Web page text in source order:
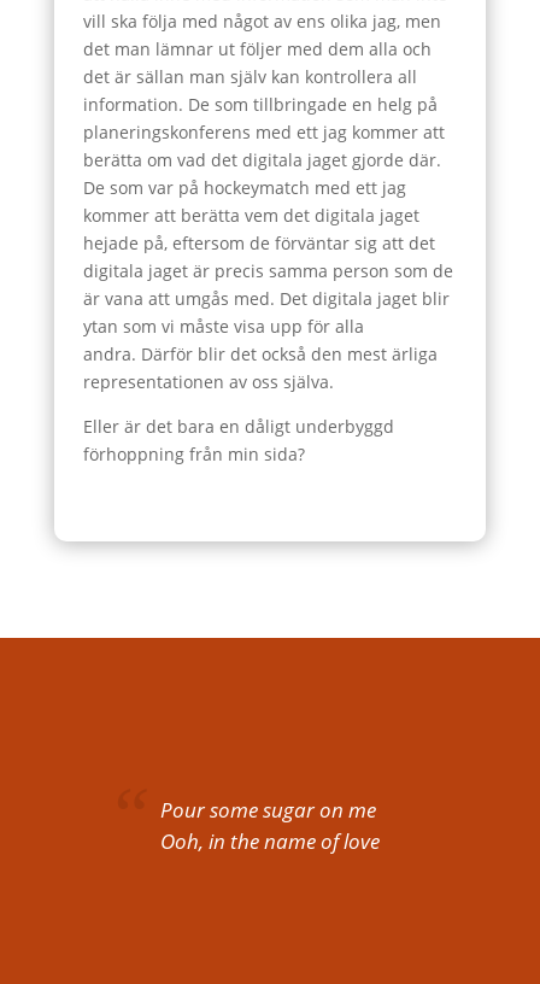
vill ska följa med något av ens olika jag, men
det man lämnar ut följer med dem alla och
det är sällan man själv kan kontrollera all
information. De som tillbringade en helg på
planeringskonferens med ett jag kommer att
berätta om vad det digitala jaget gjorde där.
De som var på hockeymatch med ett jag
kommer att berätta vem det digitala jaget
hejade på, eftersom de förväntar sig att det
digitala jaget är precis samma person som de
är vana att umgås med. Det digitala jaget blir
ytan som vi måste visa upp för alla
andra. Därför blir det också den mest ärliga
representationen av oss själva.
Eller är det bara en dåligt underbyggd
förhoppning från min sida?
Pour some sugar on me
Ooh, in the name of love